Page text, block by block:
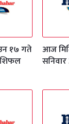
१७ गते
आज